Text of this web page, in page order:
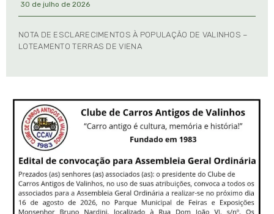
30 de julho de 2026
NOTA DE ESCLARECIMENTOS À POPULAÇÃO DE VALINHOS –
LOTEAMENTO TERRAS DE VIENA